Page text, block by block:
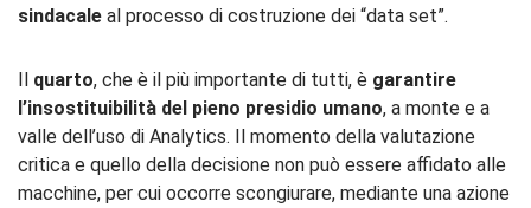
sindacale al processo di costruzione dei “data set”.
Il quarto, che è il più importante di tutti, è garantire
l’insostituibilità del pieno presidio umano, a monte e a
valle dell’uso di Analytics. Il momento della valutazione
critica e quello della decisione non può essere affidato alle
macchine, per cui occorre scongiurare, mediante una azione